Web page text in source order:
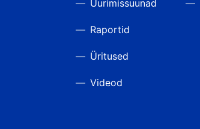
Uurimissuunad
Raportid
Üritused
Videod